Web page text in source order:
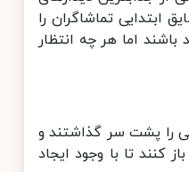
تماشاگران را
اما هر چه انتظار
را پشت سر گذاشتند و
کنند تا با وجود ایجاد